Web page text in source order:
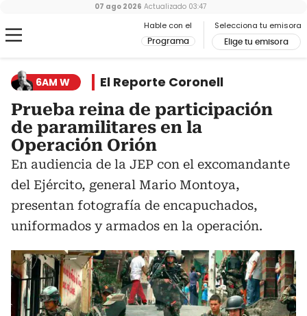
Hable con el
Programa
Selecciona tu emisora
Elige tu emisora
07 ago 2026 Actualizado 03:47
6AM W El Reporte Coronell
Prueba reina de participación
de paramilitares en la
Operación Orión
En audiencia de la JEP con el excomandante
del Ejército, general Mario Montoya,
presentan fotografía de encapuchados,
uniformados y armados en la operación.